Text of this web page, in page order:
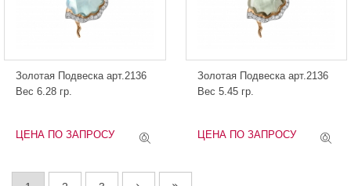
Золотая Подвеска арт.2136
Вес 6.28 гр.
ЦЕНА ПО ЗАПРОСУ
Золотая Подвеска арт.2136
Вес 5.45 гр.
ЦЕНА ПО ЗАПРОСУ